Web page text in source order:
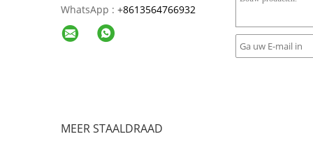
WhatsApp : +8613564766932
MEER STAALDRAAD